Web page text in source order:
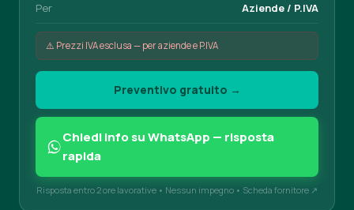
Per Aziende / P.IVA
⚠️ Prezzi IVA esclusa — per aziende e P.IVA
Preventivo gratuito →
Chiedi info su WhatsApp — risposta
rapida
Risposta entro 2 ore lavorative • Nessun impegno • Scheda fornitore ↗